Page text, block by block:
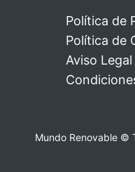
Política de
Política de
Aviso Legal
Mundo Renovable ©